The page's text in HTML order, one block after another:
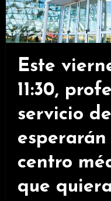
Este
11:30,
servicio
centro
que